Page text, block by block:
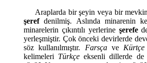
Araplarda bir şeyin veya bir
şerefdenilmiş. Aslında minarenin
minarelerin çıkıntılı yerlerine şerefe
yerleşmiştir. Çok önceki devirlerde
söz kullanılmıştır. Farsçave Kürtçe
kelimeleri Türkçe eksenli dillerde de